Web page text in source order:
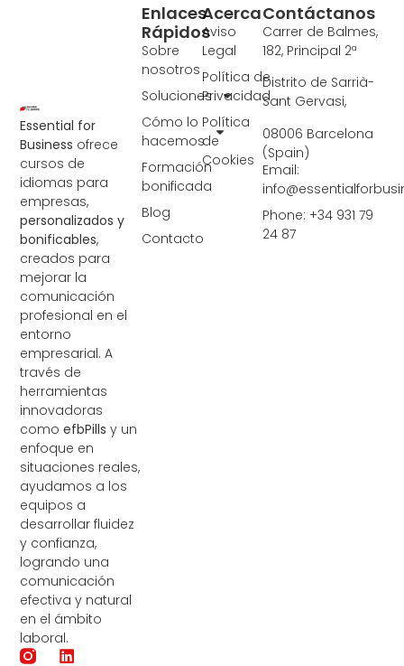
Essential for
Business ofrece
cursos de
idiomas para
empresas,
personalizados y
bonificables,
creados para
mejorar la
comunicación
profesional en el
entorno
empresarial. A
través de
herramientas
innovadoras
comoefbPills y un
enfoque en
situaciones reales,
ayudamos a los
equipos a
desarrollar fluidez
y confianza,
logrando una
comunicación
efectiva y natural
en el ámbito
laboral.
Acerca
Aviso
Legal
Política de
Privacidad
Política
de
Cookies
Enlaces
Rápidos
Sobre
nosotros
Soluciones
Cómo lo
hacemos
Formación
bonificada
Blog
Contacto
Contáctanos
Carrer de Balmes,
182, Principal 2ª
Distrito de Sarrià-
Sant Gervasi,
08006 Barcelona
(Spain)
Email:
Phone: +34 931 79
24 87